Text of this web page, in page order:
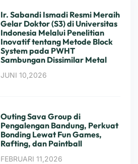
Ir. Sabandi Ismadi Resmi Meraih
Gelar Doktor (S3) di Universitas
Indonesia Melalui Penelitian
Inovatif tentang Metode Block
System pada PWHT
Sambungan Dissimilar Metal
JUNI 10,2026
Outing Sava Group di
Pengalengan Bandung, Perkuat
Bonding Lewat Fun Games,
Rafting, dan Paintball
FEBRUARI 11,2026